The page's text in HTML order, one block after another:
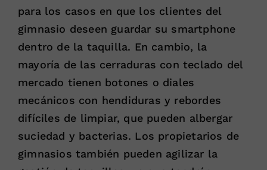
para los casos en que los clientes del
gimnasio deseen guardar su smartphone
dentro de la taquilla. En cambio, la
mayoría de las cerraduras con teclado del
mercado tienen botones o diales
mecánicos con hendiduras y rebordes
difíciles de limpiar, que pueden albergar
suciedad y bacterias. Los propietarios de
gimnasios también pueden agilizar la